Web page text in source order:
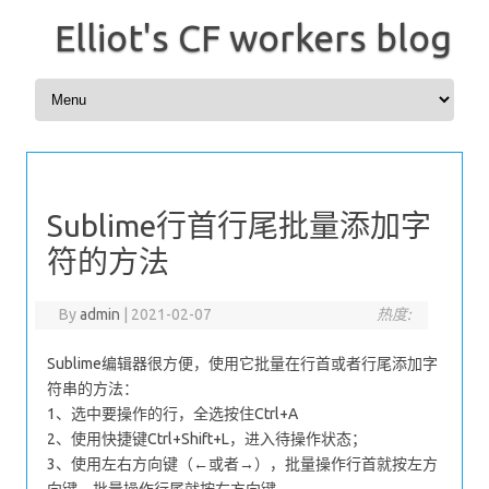
Elliot's CF workers blog
Skip to content
Sublime行首行尾批量添加字
符的方法
Byadmin 2021-02-07 热度:
Sublime编辑器很方便，使用它批量在行首或者行尾添加字
符串的方法：
1、选中要操作的行，全选按住Ctrl+A
2、使用快捷键Ctrl+Shift+L，进入待操作状态；
3、使用左右方向键（←或者→），批量操作行首就按左方